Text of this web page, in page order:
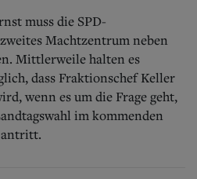
muss die SPD-
Machtzentrum neben
Mittlerweile halten es
dass Fraktionschef Keller
wenn es um die Frage geht,
im kommenden
antritt.